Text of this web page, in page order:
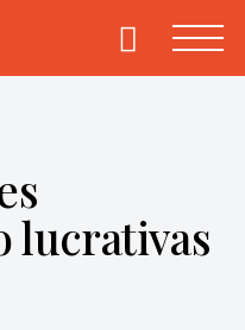
Primary
lucrativas